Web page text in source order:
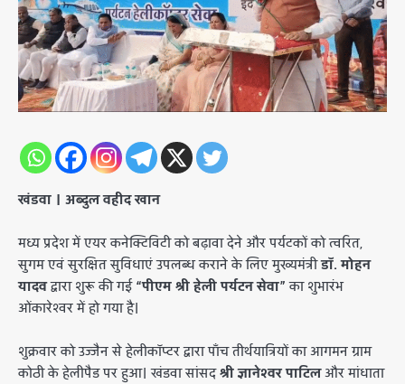
खंडवा । अब्दुल वहीद खान
​मध्य प्रदेश में एयर कनेक्टिविटी को बढ़ावा देने और पर्यटकों को त्वरित,
सुगम एवं सुरक्षित सुविधाएं उपलब्ध कराने के लिए मुख्यमंत्रीडॉ. मोहन
यादवद्वारा शुरू की गई“पीएम श्री हेली पर्यटन सेवा”का शुभारंभ
ओंकारेश्वर में हो गया है।
​शुक्रवार को उज्जैन से हेलीकॉप्टर द्वारा पाँच तीर्थयात्रियों का आगमन ग्राम
कोठी के हेलीपैड पर हुआ। खंडवा सांसदश्री ज्ञानेश्वर पाटिलऔर मांधाता